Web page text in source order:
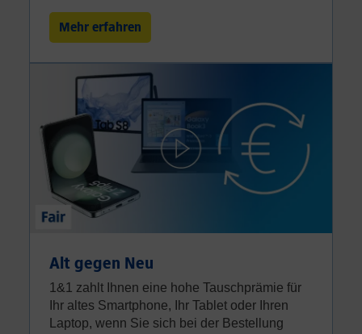
Mehr erfahren
Alt gegen Neu
1&1 zahlt Ihnen eine hohe Tauschprämie für
Ihr altes Smartphone, Ihr Tablet oder Ihren
Laptop, wenn Sie sich bei der Bestellung